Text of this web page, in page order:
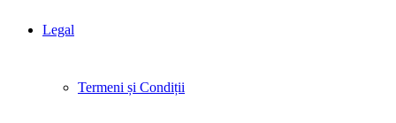
Legal
Termeni și Condiții